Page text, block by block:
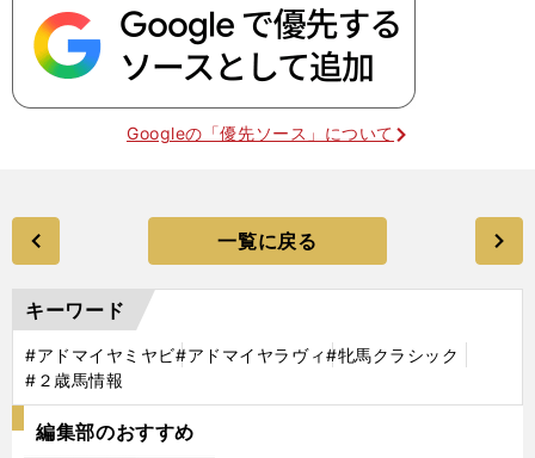
Googleの「優先ソース」について
一覧に戻る
キーワード
#アドマイヤミヤビ#アドマイヤラヴィ#牝馬クラシック
#２歳馬情報
編集部のおすすめ